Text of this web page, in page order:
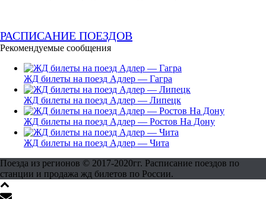
РАСПИСАНИЕ ПОЕЗДОВ
Рекомендуемые сообщения
ЖД билеты на поезд Адлер — Гагра
ЖД билеты на поезд Адлер — Липецк
ЖД билеты на поезд Адлер — Ростов На Дону
ЖД билеты на поезд Адлер — Чита
Поезда из регионов © 2017-2020гг. Расписание поездов по
станции и продажа жд билетов по России.